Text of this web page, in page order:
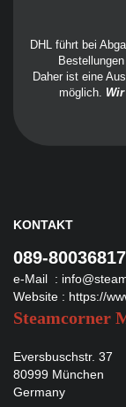
DHL führt bei
Daher ist eine
möglich.
KONTAKT
089-80036817
e-Mail :
Website : https://
Steamcorner
Eversbuschstr. 37
80999 München
Germany